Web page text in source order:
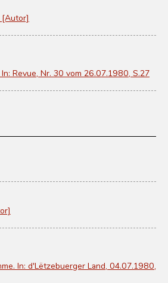
[Autor]
Revue, Nr. 30 vom 26.07.1980, S.27
In: d'Lëtzebuerger Land, 04.07.1980,